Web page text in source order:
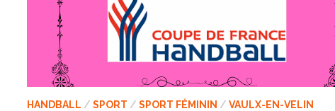
HANDBALL /SPORT /SPORT FÉMININ /VAULX-EN-VELIN